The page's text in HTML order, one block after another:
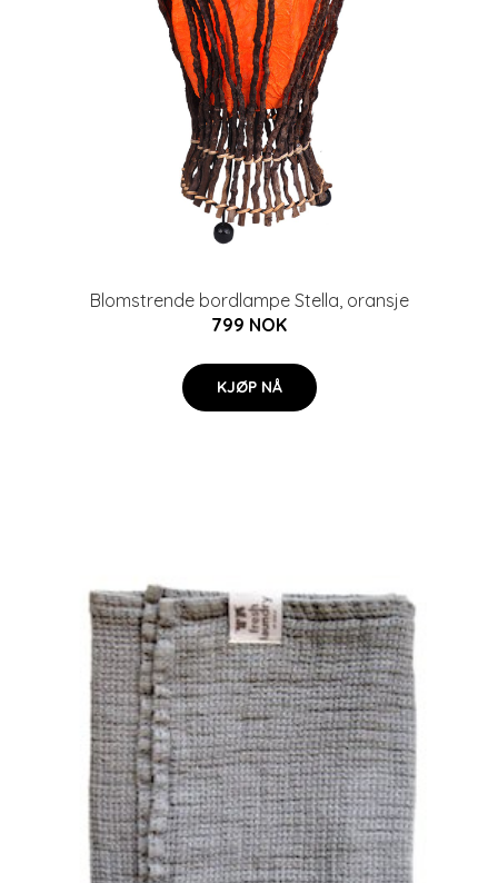
Blomstrende bordlampe Stella, oransje
799 NOK
KJØP NÅ